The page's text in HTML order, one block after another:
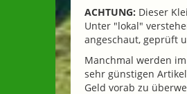
ACHTUNG: Dieser
Unter "lokal"
angeschaut, geprüft
Manchmal werden
sehr günstigen
Geld vorab zu